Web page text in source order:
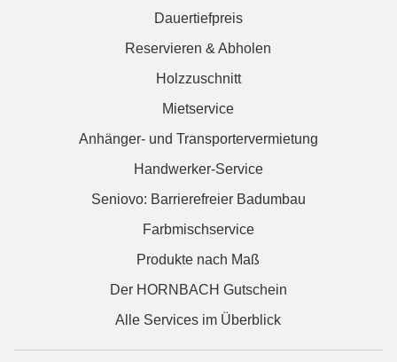
Dauertiefpreis
Reservieren & Abholen
Holzzuschnitt
Mietservice
Anhänger- und Transportervermietung
Handwerker-Service
Seniovo: Barrierefreier Badumbau
Farbmischservice
Produkte nach Maß
Der HORNBACH Gutschein
Alle Services im Überblick